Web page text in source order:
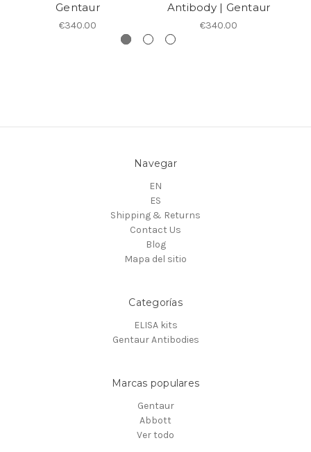
Gentaur
€340.00
Antibody | Gentaur
€340.00
Navegar
EN
ES
Shipping & Returns
Contact Us
Blog
Mapa del sitio
Categorías
ELISA kits
Gentaur Antibodies
Marcas populares
Gentaur
Abbott
Ver todo